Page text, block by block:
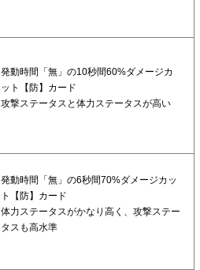
発動時間「無」の10秒間60%ダメージカ
ット【防】カード
攻撃ステータスと体力ステータスが高い
発動時間「無」の6秒間70%ダメージカッ
ト【防】カード
体力ステータスがかなり高く、攻撃ステー
タスも高水準